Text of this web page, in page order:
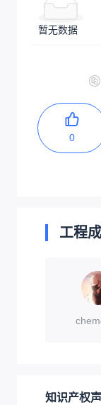
暂无数据
0
工程
知识产权